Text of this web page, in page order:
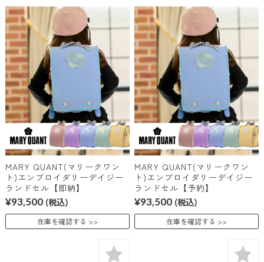
MARY QUANT(マリークワン
ト)エンブロイダリーデイジー
ランドセル【即納】
¥93,500 (税込)
在庫を確認する
MARY QUANT(マリークワン
ト)エンブロイダリーデイジー
ランドセル【予約】
¥93,500 (税込)
在庫を確認する